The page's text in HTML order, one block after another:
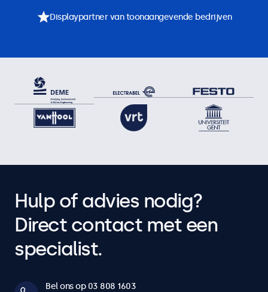
Displaypartner van toonaangevende bedrijven
Hulp of advies nodig?
Direct contact met een
specialist.
Bel ons op 03 808 1603